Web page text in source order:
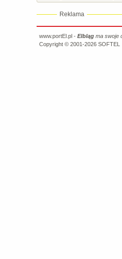
Reklama
www.portEl.pl - Elbląg ma swoje
Copyright © 2001-2026 SOFTEL